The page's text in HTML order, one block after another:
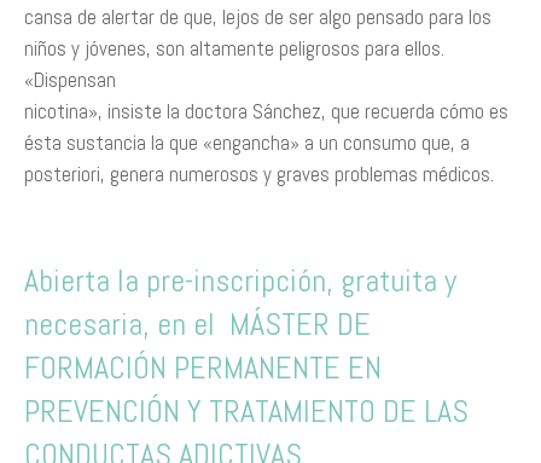
cansa de alertar de que, lejos de ser algo pensado para los
niños y jóvenes, son altamente peligrosos para ellos.
«Dispensan
nicotina», insiste la doctora Sánchez, que recuerda cómo es
ésta sustancia la que «engancha» a un consumo que, a
posteriori, genera numerosos y graves problemas médicos.
Abierta la pre-inscripción, gratuita y
necesaria, en el MÁSTER DE
FORMACIÓN PERMANENTE EN
PREVENCIÓN Y TRATAMIENTO DE LAS